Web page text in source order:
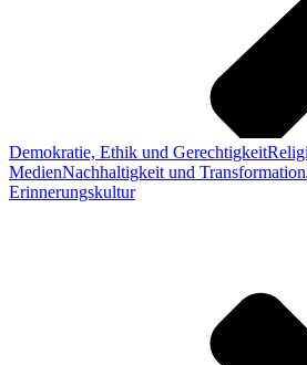
Demokratie, Ethik und Gerechtigkeit
MedienNachhaltigkeit und Transformation
Erinnerungskultur